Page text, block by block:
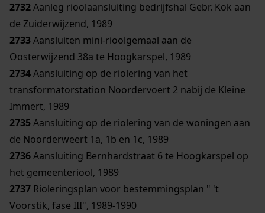
2732Aanleg rioolaansluiting bedrijfshal Gebr. Kok aan
de Zuiderwijzend, 1989
2733Aansluiten mini-rioolgemaal aan de
Oosterwijzend 38a te Hoogkarspel, 1989
2734Aansluiting op de riolering van het
transformatorstation Noordervoert 2 nabij de Kleine
Immert, 1989
2735Aansluiting op de riolering van de woningen aan
de Noorderweert 1a, 1b en 1c, 1989
2736Aansluiting Bernhardstraat 6 te Hoogkarspel op
het gemeenteriool, 1989
2737 Rioleringsplan voor bestemmingsplan " 't
Voorstik, fase III", 1989-1990